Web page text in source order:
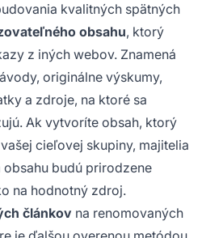
kvalitných spätných
obsahu, ktorý
z iných webov. Znamená
originálne výskumy,
a zdroje, na ktoré sa
Ak vytvoríte obsah, ktorý
cieľovej skupiny, majitelia
budú prirodzene
na hodnotný zdroj.
článkov na renomovaných